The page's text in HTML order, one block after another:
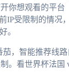
你想观看的平
IP受限制的情况
。
，智能推荐线路
。看世界杯法国